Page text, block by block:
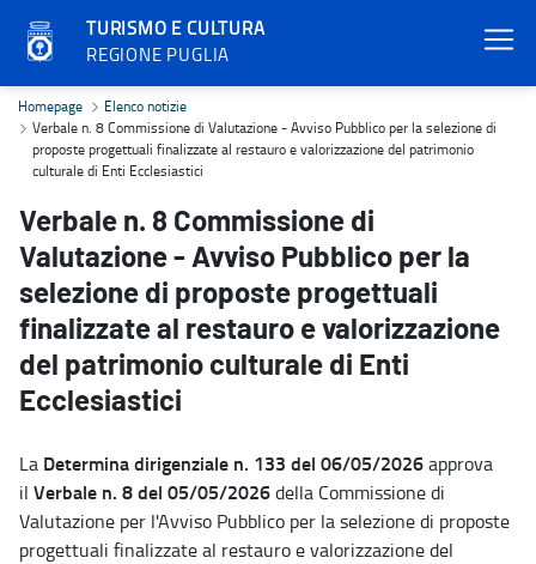
TURISMO E CULTURA
REGIONE PUGLIA
Verbale n. 8 Commissione di Valutazione - Avviso Pubblico per
Homepage
Elenco notizie
Verbale n. 8 Commissione di Valutazione - Avviso Pubblico per la selezione di
proposte progettuali finalizzate al restauro e valorizzazione del patrimonio
culturale di Enti Ecclesiastici
Verbale n. 8 Commissione di
Valutazione - Avviso Pubblico per la
selezione di proposte progettuali
finalizzate al restauro e valorizzazione
del patrimonio culturale di Enti
Ecclesiastici
La Determina dirigenziale n. 133 del 06/05/2026approva
il Verbale n. 8 del 05/05/2026della Commissione di
Valutazione per l'Avviso Pubblico per la selezione di proposte
progettuali finalizzate al restauro e valorizzazione del